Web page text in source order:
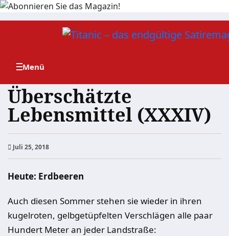
Zum
Überschätzte
Lebensmittel (XXXIV)
Juli 25, 2018
Heute: Erdbeeren
Auch diesen Sommer stehen sie wieder in ihren
kugelroten, gelbgetüpfelten Verschlägen alle paar
Hundert Meter an jeder Landstraße: